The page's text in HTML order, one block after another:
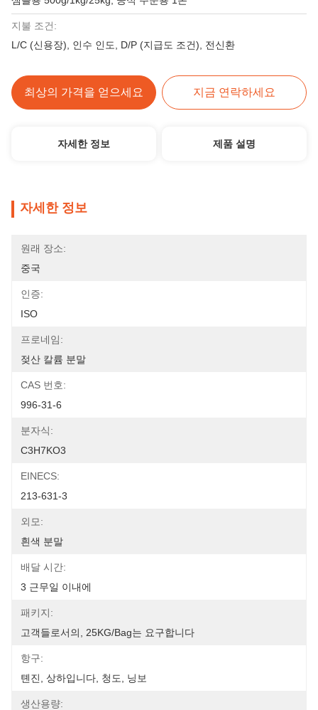
지불 조건:
L/C (신용장), 인수 인도, D/P (지급도 조건), 전신환
최상의 가격을 얻으세요 지금 연락하세요
자세한 정보 제품 설명
자세한 정보
원래 장소:
중국
인증:
ISO
프로네임:
젖산 칼륨 분말
CAS 번호:
996-31-6
분자식:
C3H7KO3
EINECS:
213-631-3
외모:
흰색 분말
배달 시간:
3 근무일 이내에
패키지:
고객들로서의, 25KG/Bag는 요구합니다
항구:
톈진, 상하입니다, 청도, 닝보
생산용량: